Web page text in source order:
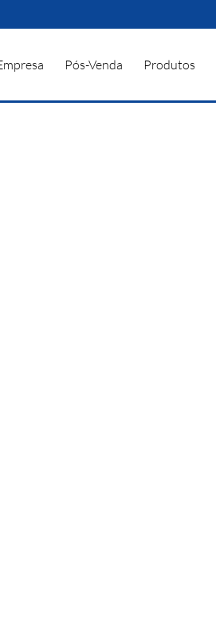
Pós-Venda Produtos